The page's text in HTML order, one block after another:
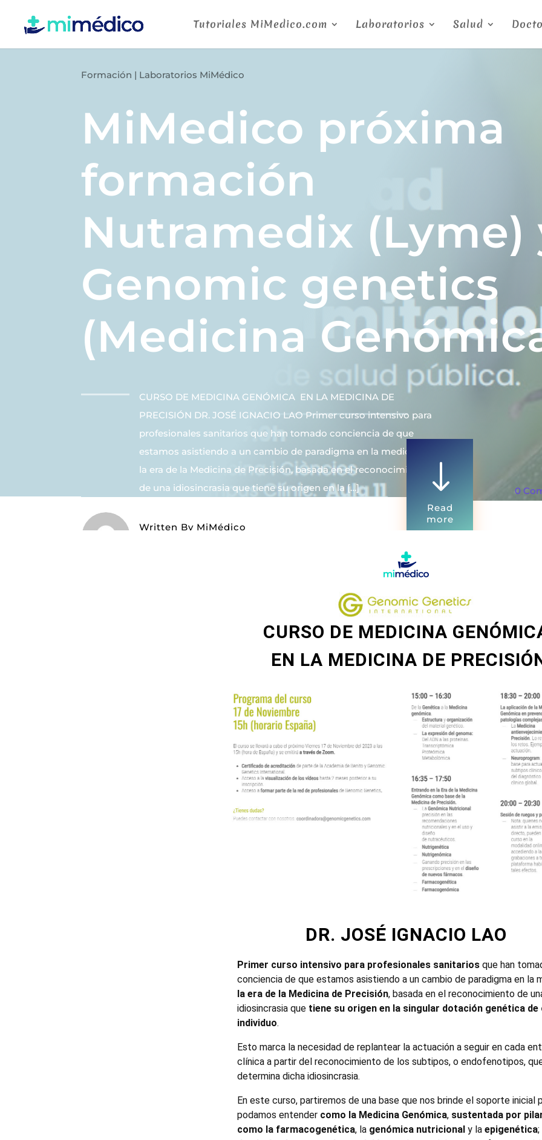
Tutoriales MiMedico.com Laboratorios Salud
Formación | Laboratorios MiMédico
MiMedico próxima
formación
Nutramedix (Lyme)
Genomic genetics
(Medicina
CURSO DE MEDICINA GENÓMICA EN LA MEDICINA DE
PRECISIÓN DR. JOSÉ IGNACIO LAO Primer curso intensivo para
profesionales sanitarios que han tomado conciencia de que
estamos asistiendo a un cambio de paradigma en la medicina:
la era de la Medicina de Precisión, basada en el reconocimiento
de una idiosincrasia que tiene su origen en la […]
Written By MiMédico
"
Read
more
0
CURSO DE MEDICINA
EN LA MEDICINA DE
DR. JOSÉ IGNACIO LAO
Primer curso intensivo para profesionales sanitariosque han
conciencia de que estamos asistiendo a un cambio de paradigma en la
la era de la Medicina de Precisión, basada en el reconocimiento de
idiosincrasia que tiene su origen en la singular dotación genética de
individuo.
Esto marca la necesidad de replantear la actuación a seguir en cada
clínica a partir del reconocimiento de los subtipos, o endofenotipos,
determina dicha idiosincrasia.
En este curso, partiremos de una base que nos brinde el soporte inicial
podamos entendercomo la Medicina Genómica, sustentada por
como la farmacogenética, la genómica nutricionaly la epigenética